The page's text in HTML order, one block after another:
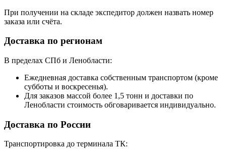
При получении на складе экспедитор должен назвать номер
заказа или счёта.
Доставка по регионам
В пределах СПб и Ленобласти:
Ежедневная доставка собственным транспортом (кроме
субботы и воскресенья).
Для заказов массой более 1,5 тонн и доставки по
Ленобласти стоимость обговаривается индивидуально.
Доставка по России
Транспортировка до терминала ТК: